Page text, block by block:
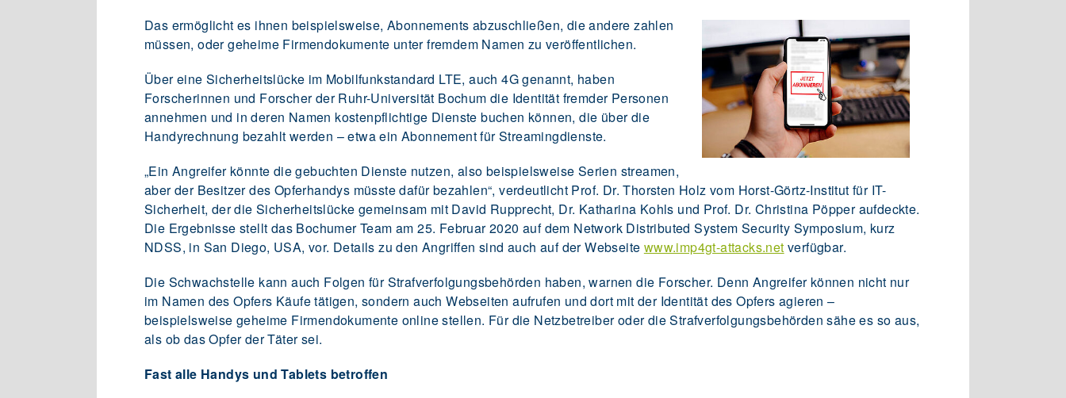
Das ermöglicht es ihnen beispielsweise, Abonnements abzuschließen, die andere zahlen
müssen, oder geheime Firmendokumente unter fremdem Namen zu veröffentlichen.
Über eine Sicherheitslücke im Mobilfunkstandard LTE, auch 4G genannt, haben
Forscherinnen und Forscher der Ruhr-Universität Bochum die Identität fremder Personen
annehmen und in deren Namen kostenpflichtige Dienste buchen können, die über die
Handyrechnung bezahlt werden – etwa ein Abonnement für Streamingdienste.
„Ein Angreifer könnte die gebuchten Dienste nutzen, also beispielsweise Serien streamen,
aber der Besitzer des Opferhandys müsste dafür bezahlen“, verdeutlicht Prof. Dr. Thorsten Holz vom Horst-Görtz-Institut für IT-
Sicherheit, der die Sicherheitslücke gemeinsam mit David Rupprecht, Dr. Katharina Kohls und Prof. Dr. Christina Pöpper aufdeckte.
Die Ergebnisse stellt das Bochumer Team am 25. Februar 2020 auf dem Network Distributed System Security Symposium, kurz
NDSS, in San Diego, USA, vor. Details zu den Angriffen sind auch auf der Webseite www.imp4gt-attacks.net verfügbar.
Die Schwachstelle kann auch Folgen für Strafverfolgungsbehörden haben, warnen die Forscher. Denn Angreifer können nicht nur
im Namen des Opfers Käufe tätigen, sondern auch Webseiten aufrufen und dort mit der Identität des Opfers agieren –
beispielsweise geheime Firmendokumente online stellen. Für die Netzbetreiber oder die Strafverfolgungsbehörden sähe es so aus,
als ob das Opfer der Täter sei.
Fast alle Handys und Tablets betroffen